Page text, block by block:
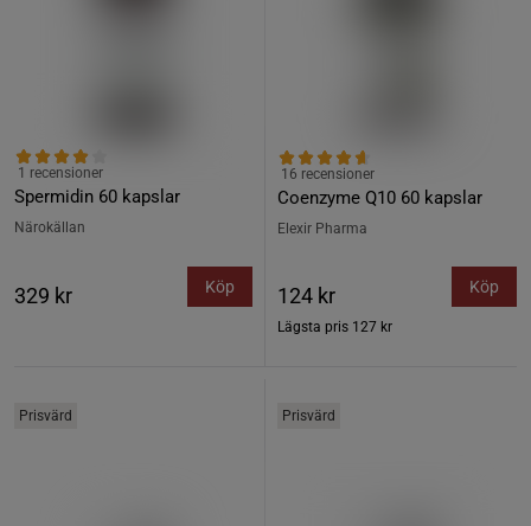
Spermidin 60 kapslar
1 recensioner
Närokällan
329 kr Köp
Coenzyme Q10 60 kapslar
16 recensioner
Elexir Pharma
124 kr
Lägsta pris 127 kr
Köp
Prisvärd Prisvärd